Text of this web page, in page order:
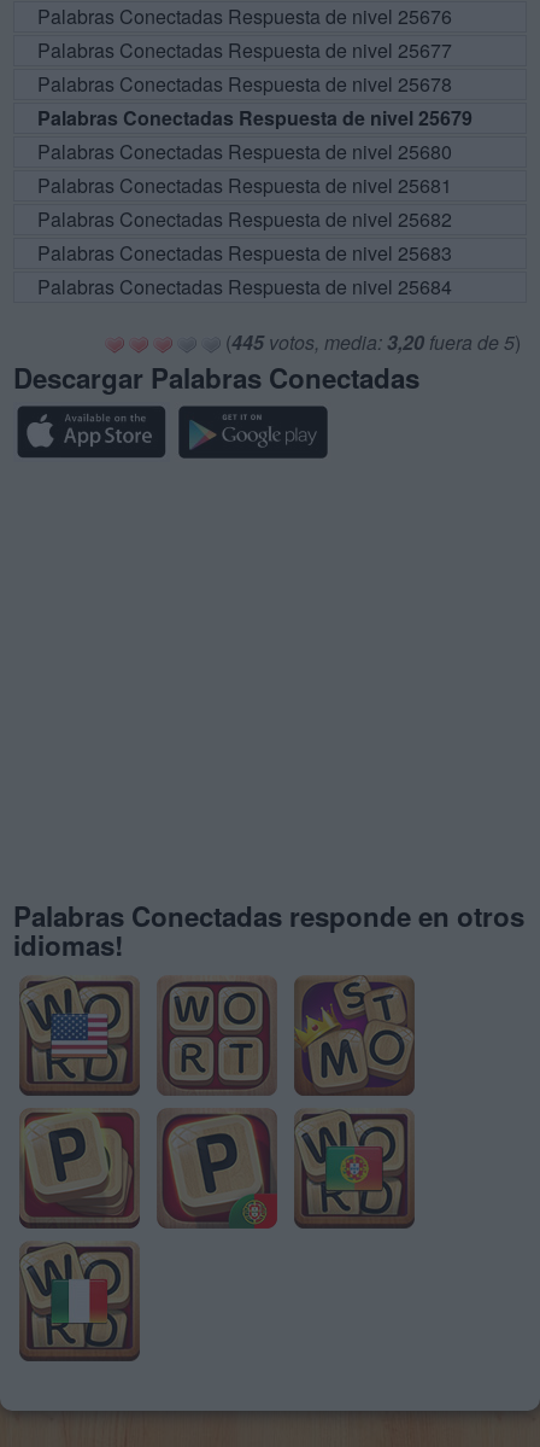
Palabras Conectadas Respuesta de nivel 25676
Palabras Conectadas Respuesta de nivel 25677
Palabras Conectadas Respuesta de nivel 25678
Palabras Conectadas Respuesta de nivel 25679
Palabras Conectadas Respuesta de nivel 25680
Palabras Conectadas Respuesta de nivel 25681
Palabras Conectadas Respuesta de nivel 25682
Palabras Conectadas Respuesta de nivel 25683
Palabras Conectadas Respuesta de nivel 25684
(445votos, media: 3,20 fuera de 5)
Descargar Palabras Conectadas
Palabras Conectadas responde en otros
idiomas!